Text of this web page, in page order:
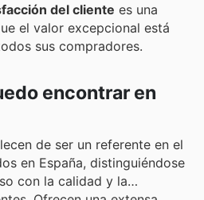
del cliente es una
el valor excepcional está
sus compradores.
encontrar en
de ser un referente en el
en España, distinguiéndose
con la calidad y la